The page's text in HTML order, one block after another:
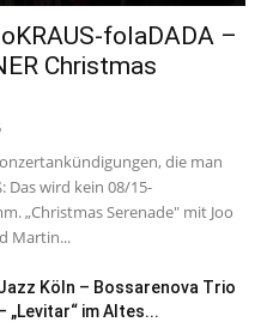
folaDADA –
Christmas
die man
Das wird kein 08/15-
„Christmas Serenade" mit Joo
Martin...
Köln – Bossarenova Trio
„Levitar“ im Altes...